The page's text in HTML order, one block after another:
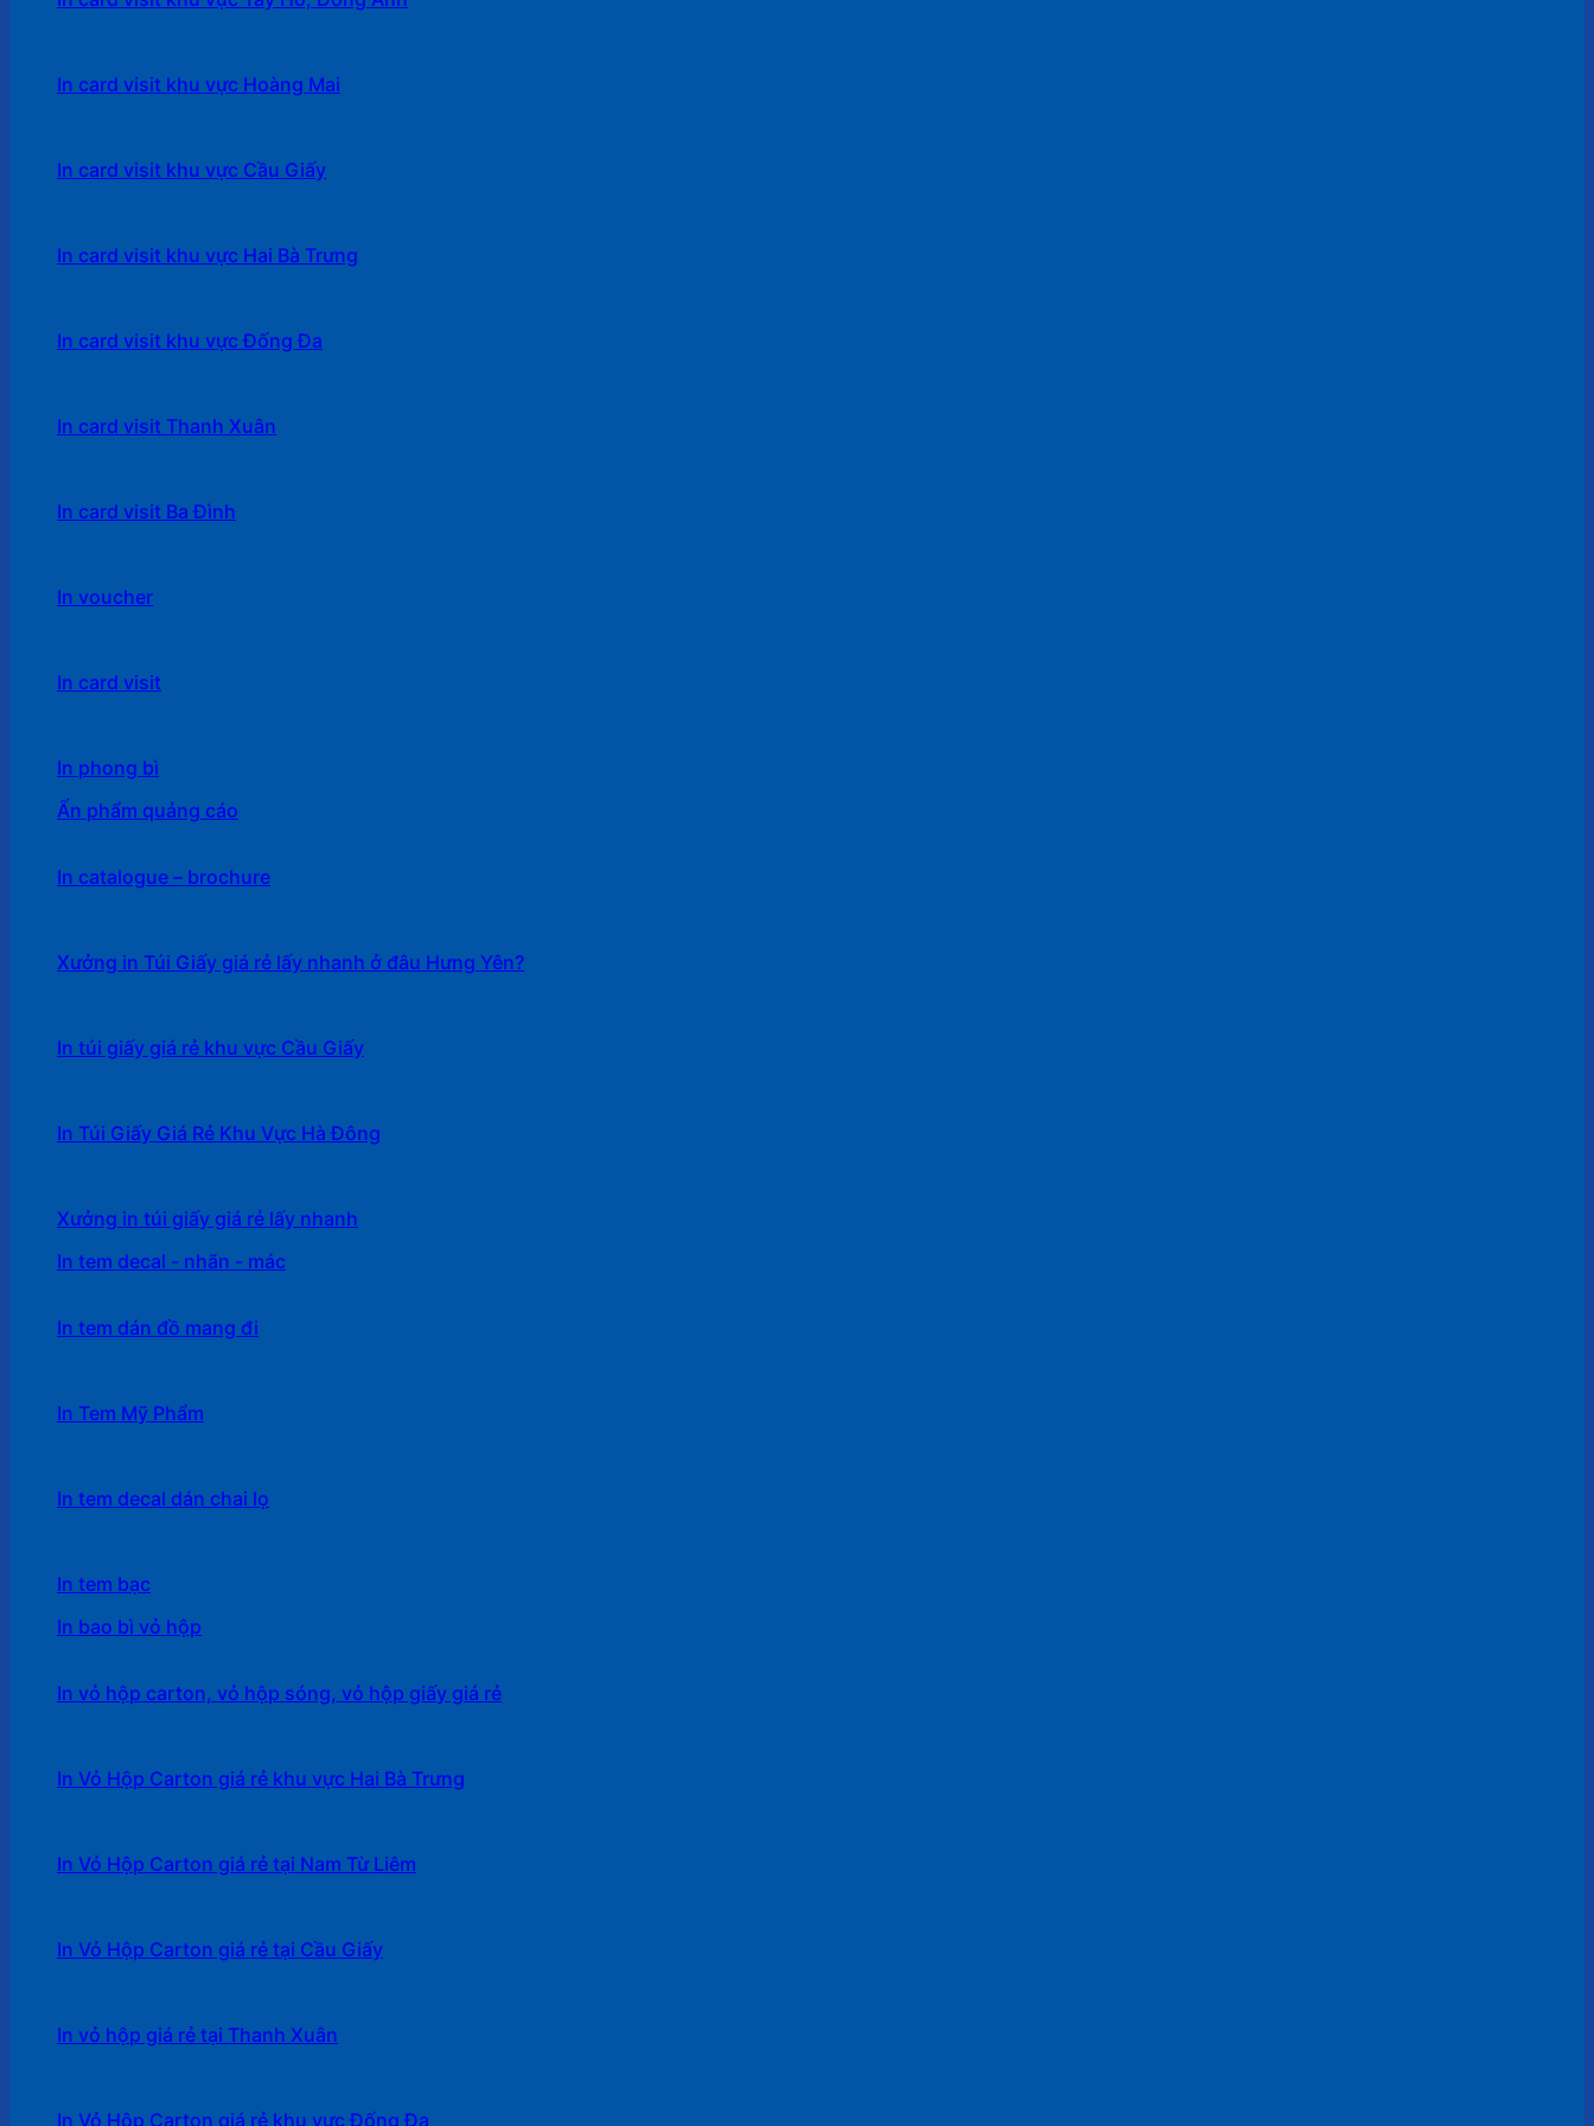
In card visit khu vực Hoàng Mai
In card visit khu vực Cầu Giấy
In card visit khu vực Hai Bà Trưng
In card visit khu vực Đống Đa
In card visit Thanh Xuân
In card visit Ba Đình
In voucher
In card visit
In phong bì
Ấn phẩm quảng cáo
In catalogue – brochure
Xưởng in Túi Giấy giá rẻ lấy nhanh ở đâu Hưng Yên?
In túi giấy giá rẻ khu vực Cầu Giấy
In Túi Giấy Giá Rẻ Khu Vực Hà Đông
Xưởng in túi giấy giá rẻ lấy nhanh
In tem decal - nhãn - mác
In tem dán đồ mang đi
In Tem Mỹ Phẩm
In tem decal dán chai lọ
In tem bạc
In bao bì vỏ hộp
In vỏ hộp carton, vỏ hộp sóng, vỏ hộp giấy giá rẻ
In Vỏ Hộp Carton giá rẻ khu vực Hai Bà Trưng
In Vỏ Hộp Carton giá rẻ tại Nam Từ Liêm
In Vỏ Hộp Carton giá rẻ tại Cầu Giấy
In vỏ hộp giá rẻ tại Thanh Xuân
In Vỏ Hộp Carton giá rẻ khu vực Đống Đa